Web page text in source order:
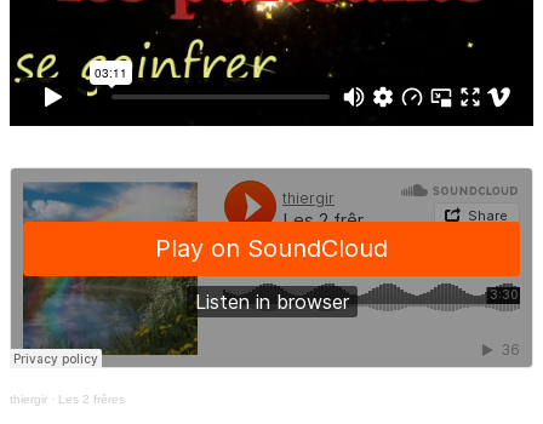
thiergir · Les 2 frêres